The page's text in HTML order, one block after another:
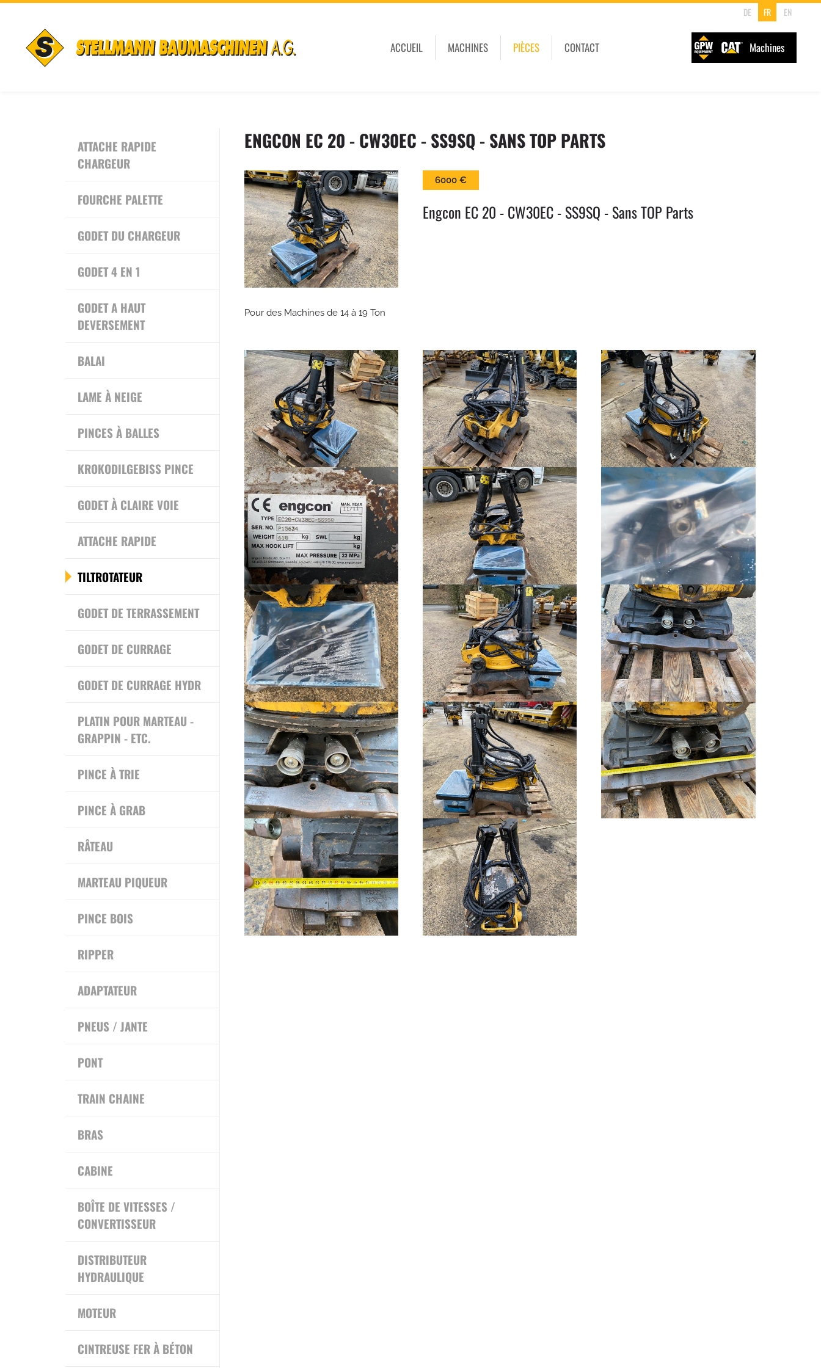
ACCUEIL MACHINES PIÈCES CONTACT Machines
DE FR EN
ATTACHE RAPIDE
CHARGEUR
FOURCHE PALETTE
GODET DU CHARGEUR
GODET 4 EN 1
GODET A HAUT
DEVERSEMENT
BALAI
LAME À NEIGE
PINCES À BALLES
KROKODILGEBISS PINCE
GODET À CLAIRE VOIE
ATTACHE RAPIDE
TILTROTATEUR
GODET DE TERRASSEMENT
GODET DE CURRAGE
GODET DE CURRAGE HYDR
PLATIN POUR MARTEAU -
GRAPPIN - ETC.
PINCE À TRIE
PINCE À GRAB
RÂTEAU
MARTEAU PIQUEUR
PINCE BOIS
RIPPER
ADAPTATEUR
PNEUS / JANTE
PONT
TRAIN CHAINE
BRAS
CABINE
BOÎTE DE VITESSES /
CONVERTISSEUR
DISTRIBUTEUR
HYDRAULIQUE
MOTEUR
CINTREUSE FER À BÉTON
ENGCON EC 20 - CW30EC - SS9SQ - SANS TOP PARTS
6000 €
Engcon EC 20 - CW30EC - SS9SQ - Sans TOP Parts
Pour des Machines de 14 à 19 Ton